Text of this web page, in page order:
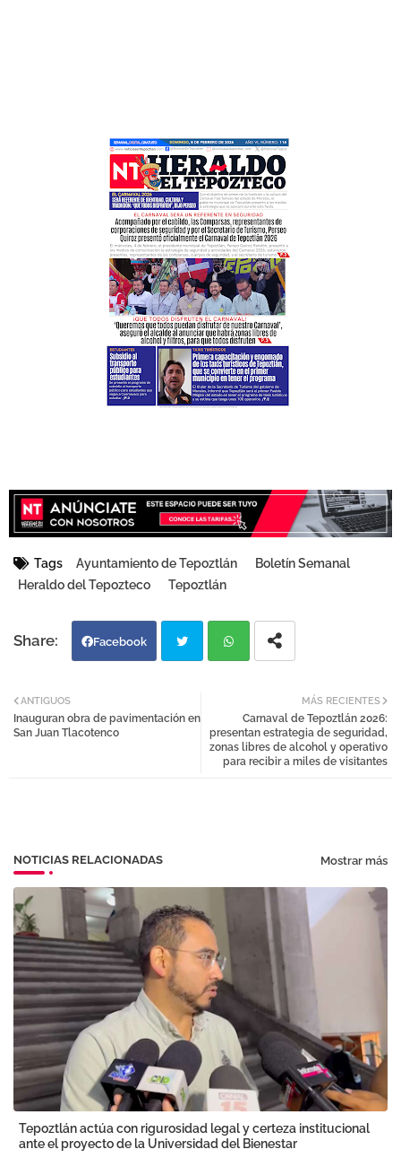
Tags Ayuntamiento de Tepoztlán
Boletín Semanal
Heraldo del Tepozteco
Tepoztlán
Facebook
tter
pp
MÁS RECIENTES
Carnaval de Tepoztlán 2026:
presentan estrategia de seguridad,
zonas libres de alcohol y operativo
para recibir a miles de visitantes
ANTIGUOS
Inauguran obra de pavimentación en
San Juan Tlacotenco
NOTICIAS RELACIONADAS Mostrar más
Tepoztlán actúa con rigurosidad legal y certeza institucional
ante el proyecto de la Universidad del Bienestar